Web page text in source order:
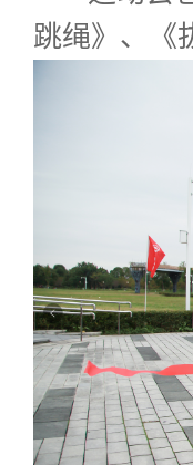
跳绳》、